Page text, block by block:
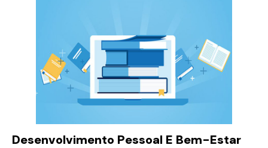
Desenvolvimento Pessoal E Bem-Estar